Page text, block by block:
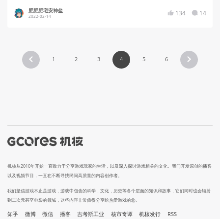
肥肥肥宅安神盐
2022-02-14 134 14
1 2 3 4 5 6
机核从2010年开始一直致力于分享游戏玩家的生活，以及深入探讨游戏相关的文化。我们开发原创的播客
以及视频节目，一直在不断寻找民间高质量的内容创作者。
我们坚信游戏不止是游戏，游戏中包含的科学，文化，历史等各个层面的知识和故事，它们同时也会辐射
到二次元甚至电影的领域，这些内容非常值得分享给热爱游戏的您。
知乎 微博 微信 播客 吉考斯工业 核市奇谭 机核发行 RSS